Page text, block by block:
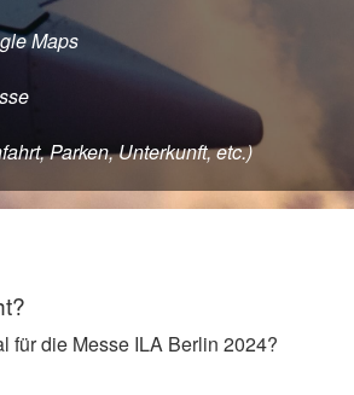
Maps
Parken, Unterkunft, etc.)
für die Messe ILA Berlin 2024?